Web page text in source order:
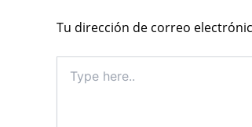
Tu dirección de correo
here..